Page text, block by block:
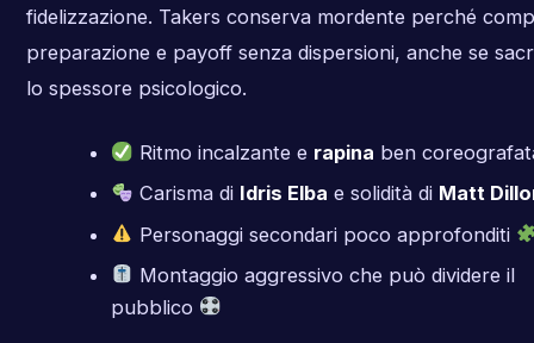
fidelizzazione. Takers conserva mordente perché
preparazione e payoff senza dispersioni, anche se
lo spessore psicologico.
Ritmo incalzante e rapina ben
Carisma di Idris Elba e solidità di Matt
Personaggi secondari poco approfonditi
Montaggio aggressivo che può dividere il
pubblico